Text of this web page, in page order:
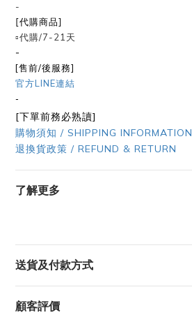
-
[代購商品]
▫️代購/7-21天
-
[售前/後服務]
官方LINE連結
-
[下單前務必熟讀]
購物須知 / SHIPPING INFORMATION
退換貨政策 / REFUND & RETURN
了解更多
送貨及付款方式
顧客評價